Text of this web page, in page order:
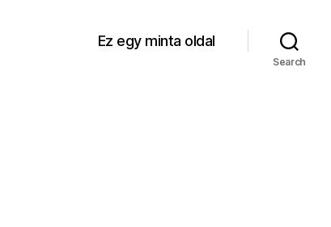
Ez egy minta oldal
Search